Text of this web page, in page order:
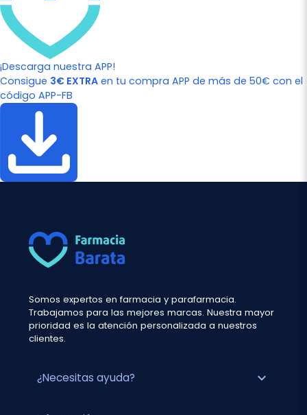
¡Descarga nuestra APP!
Consigue 3€ EXTRA en tu compra APP de más de 50€ con el
código APP-FB
Somos expertos en farmacia y parafarmacia.
Trabajamos para las mejores marcas. Nuestra mayor
prioridad es la atención personalizada a nuestros
clientes.
¿Necesitas ayuda? expand_more